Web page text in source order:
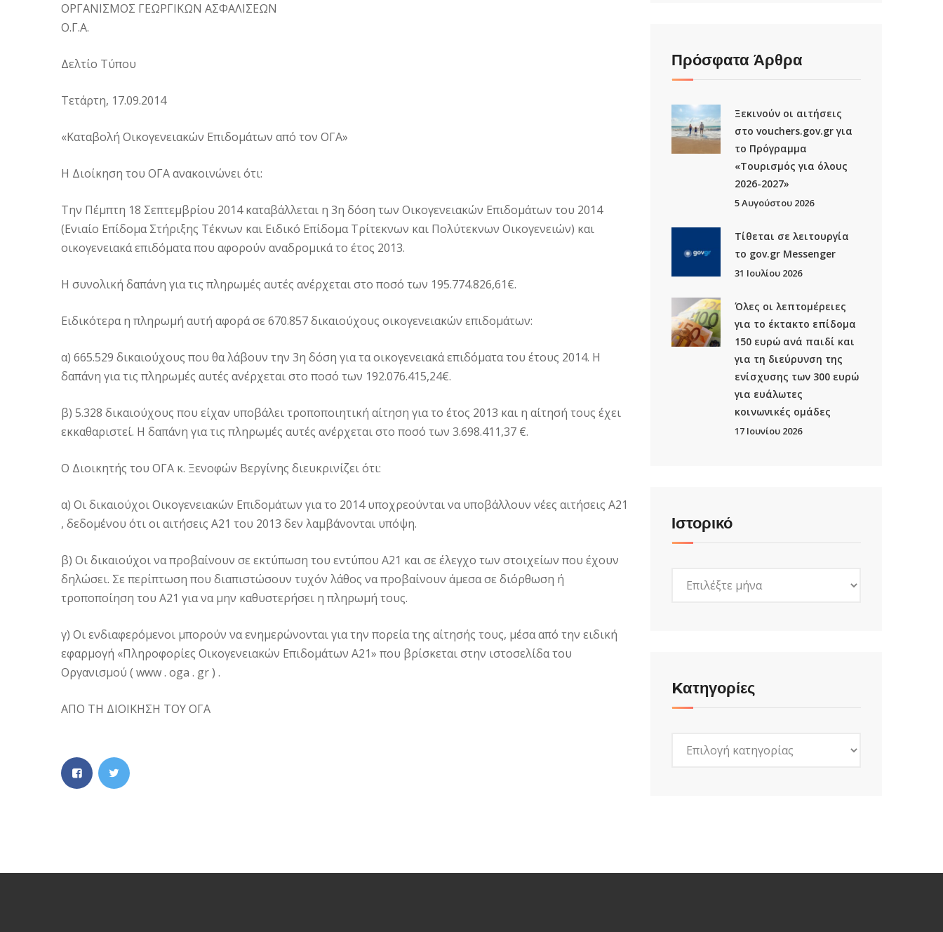
ΟΡΓΑΝΙΣΜΟΣ ΓΕΩΡΓΙΚΩΝ ΑΣΦΑΛΙΣΕΩΝ
Ο.Γ.Α.
Δελτίο Τύπου
Τετάρτη, 17.09.2014
«Καταβολή Οικογενειακών Επιδομάτων από τον ΟΓΑ»
Η Διοίκηση του ΟΓΑ ανακοινώνει ότι:
Την Πέμπτη 18 Σεπτεμβρίου 2014 καταβάλλεται η 3η δόση των Οικογενειακών Επιδομάτων του 2014
(Ενιαίο Επίδομα Στήριξης Τέκνων και Ειδικό Επίδομα Τρίτεκνων και Πολύτεκνων Οικογενειών) και
οικογενειακά επιδόματα που αφορούν αναδρομικά το έτος 2013.
Η συνολική δαπάνη για τις πληρωμές αυτές ανέρχεται στο ποσό των 195.774.826,61€.
Ειδικότερα η πληρωμή αυτή αφορά σε 670.857 δικαιούχους οικογενειακών επιδομάτων:
α) 665.529 δικαιούχους που θα λάβουν την 3η δόση για τα οικογενειακά επιδόματα του έτους 2014. Η
δαπάνη για τις πληρωμές αυτές ανέρχεται στο ποσό των 192.076.415,24€.
β) 5.328 δικαιούχους που είχαν υποβάλει τροποποιητική αίτηση για το έτος 2013 και η αίτησή τους έχει
εκκαθαριστεί. Η δαπάνη για τις πληρωμές αυτές ανέρχεται στο ποσό των 3.698.411,37 €.
Ο Διοικητής του ΟΓΑ κ. Ξενοφών Βεργίνης διευκρινίζει ότι:
α) Οι δικαιούχοι Οικογενειακών Επιδομάτων για το 2014 υποχρεούνται να υποβάλλουν νέες αιτήσεις Α21
, δεδομένου ότι οι αιτήσεις Α21 του 2013 δεν λαμβάνονται υπόψη.
β) Οι δικαιούχοι να προβαίνουν σε εκτύπωση του εντύπου Α21 και σε έλεγχο των στοιχείων που έχουν
δηλώσει. Σε περίπτωση που διαπιστώσουν τυχόν λάθος να προβαίνουν άμεσα σε διόρθωση ή
τροποποίηση του Α21 για να μην καθυστερήσει η πληρωμή τους.
γ) Οι ενδιαφερόμενοι μπορούν να ενημερώνονται για την πορεία της αίτησής τους, μέσα από την ειδική
εφαρμογή «Πληροφορίες Οικογενειακών Επιδομάτων Α21» που βρίσκεται στην ιστοσελίδα του
Οργανισμού ( www . oga . gr ) .
ΑΠΟ ΤΗ ΔΙΟΙΚΗΣΗ ΤΟΥ ΟΓΑ
Πρόσφατα Άρθρα
Ξεκινούν οι αιτήσεις
στο vouchers.gov.gr για
το Πρόγραμμα
«Τουρισμός για όλους
2026-2027»
5 Αυγούστου 2026
Τίθεται σε λειτουργία
το gov.gr Μessenger
31 Ιουλίου 2026
Όλες οι λεπτομέρειες
για το έκτακτο επίδομα
150 ευρώ ανά παιδί και
για τη διεύρυνση της
ενίσχυσης των 300 ευρώ
για ευάλωτες
κοινωνικές ομάδες
17 Ιουνίου 2026
Ιστορικό
Kατηγορίες